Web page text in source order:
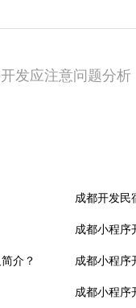
发应注意问题分析
成都开发民
成都小程序
介？
成都小程序